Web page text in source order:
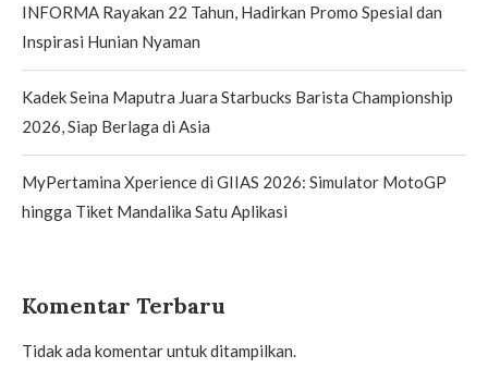
INFORMA Rayakan 22 Tahun, Hadirkan Promo Spesial dan
Inspirasi Hunian Nyaman
Kadek Seina Maputra Juara Starbucks Barista Championship
2026, Siap Berlaga di Asia
MyPertamina Xperience di GIIAS 2026: Simulator MotoGP
hingga Tiket Mandalika Satu Aplikasi
Komentar Terbaru
Tidak ada komentar untuk ditampilkan.